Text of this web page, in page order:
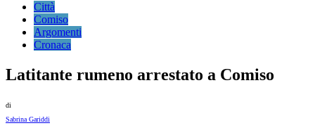
Città
Comiso
Argomenti
Cronaca
Latitante rumeno arrestato a Comiso
di
Sabrina Gariddi